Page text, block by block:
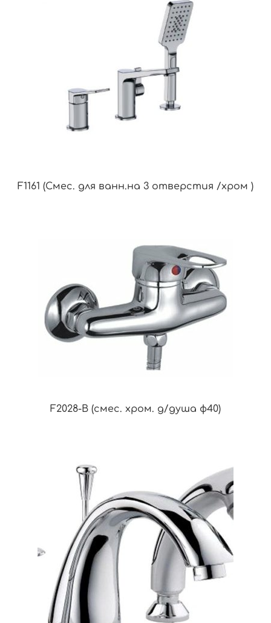
F1161 (Смес. для ванн.на 3 отверстия /хром )
F2028-B (смес. хром. д/душа ф40)